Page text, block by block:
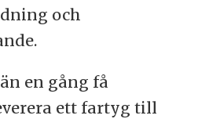
och
en gång få
ett fartyg till